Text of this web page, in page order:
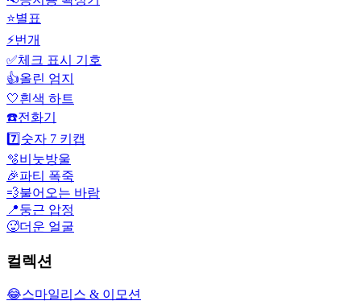
⭐별표
⚡번개
✅체크 표시 기호
👍올린 엄지
🤍흰색 하트
☎️전화기
7️⃣ 숫자 7 키캡
🫧비눗방울
🎉파티 폭죽
💨불어오는 바람
📍둥근 압정
🥵더운 얼굴
컬렉션
😂스마일리스 & 이모션